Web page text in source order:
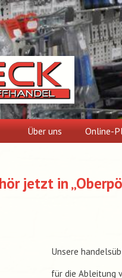
Über uns Online-
jetzt in
Unsere
für die Ableitung